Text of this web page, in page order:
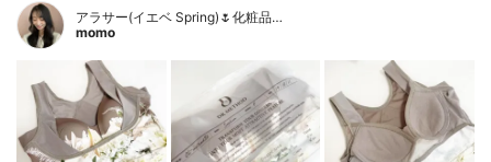
アラサー(イエベ Spring)🌷化粧品…
momo